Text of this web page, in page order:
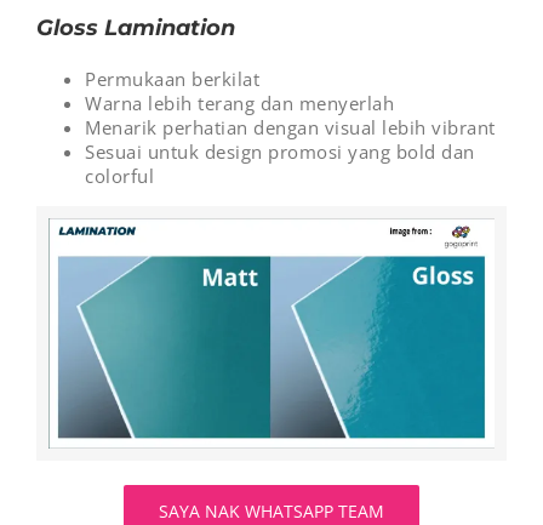
Gloss Lamination
Permukaan berkilat
Warna lebih terang dan menyerlah
Menarik perhatian dengan visual lebih vibrant
Sesuai untuk design promosi yang bold dan
colorful
SAYA NAK WHATSAPP TEAM